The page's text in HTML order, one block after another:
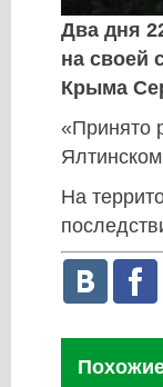
Два дня
на своей
Крыма
«Принято
На